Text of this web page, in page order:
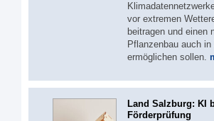
vor extremen
beitragen und einen
Pflanzenbau auch
ermöglichen sollen.
Land Salzburg: KI
Förderprüfung